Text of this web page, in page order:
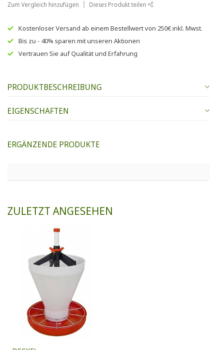
Zum Vergleich hinzufügen Dieses Produkt teilen
Kostenloser Versand ab einem Bestellwert von 250€inkl. Mwst.
Bis zu - 40% sparen mit unseren Aktionen
Vertrauen Sie aufQualität und Erfahrung
PRODUKTBESCHREIBUNG
EIGENSCHAFTEN
ERGÄNZENDE PRODUKTE
ZULETZT ANGESEHEN